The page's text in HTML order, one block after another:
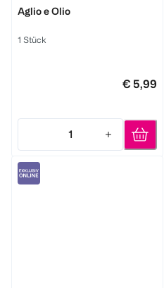
Aglio e Olio
1 Stück
€ 5,99
1
Quantity: 1